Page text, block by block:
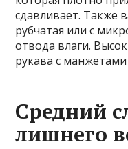
сдавливает. Также
рубчатая или с
отвода влаги.
рукава с
Средний
лишнего